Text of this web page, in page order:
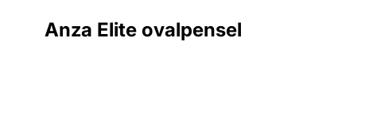
Anza Elite ovalpensel